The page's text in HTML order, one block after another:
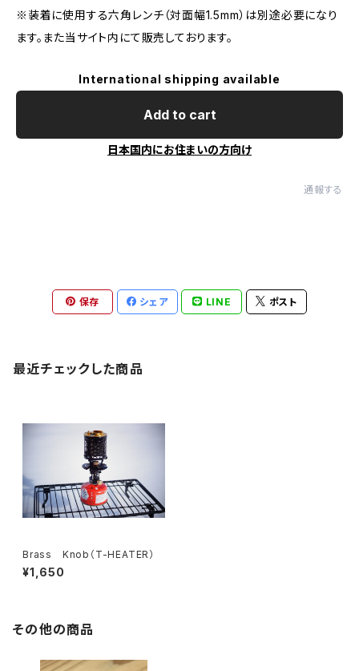
※装着に使用する六角レンチ（対面幅1.5mm）は別途必要になり
ます。また当サイト内にて販売しております。
International shipping available
Add to cart
日本国内にお住まいの方向け
通報する
保存 シェア LINE ポスト
最近チェックした商品
Brass Knob（T-HEATER）
¥1,650
その他の商品